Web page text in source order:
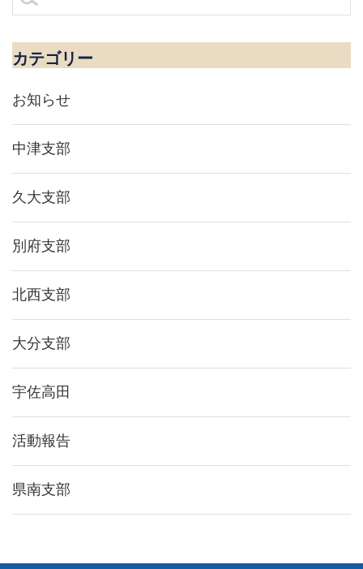
ビ
ー
シ
ョ
索:
カテゴリー
お知らせ
中津支部
久大支部
別府支部
北西支部
大分支部
宇佐高田
活動報告
県南支部